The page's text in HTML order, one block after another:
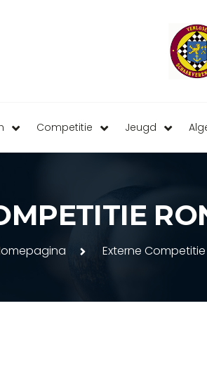
Competitie Jeugd
Externe Competitie